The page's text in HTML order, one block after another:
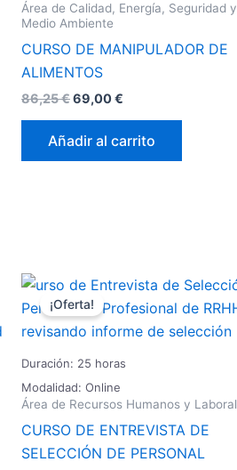
Área de Calidad, Energía, Seguridad y
Medio Ambiente
CURSO DE MANIPULADOR DE
ALIMENTOS
86,25€69,00€
Añadir al carrito
Duración: 25 horas
Modalidad: Online
¡Oferta!
Área de Recursos Humanos y Laboral
CURSO DE ENTREVISTA DE
SELECCIÓN DE PERSONAL
El
precio
original
era:
El
precio
actual
es: